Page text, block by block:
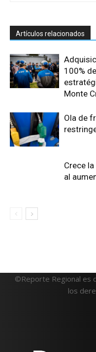
Artículos relacionados
100%
Monte
Ola de
Crece
al
©Reporte Regional es
los